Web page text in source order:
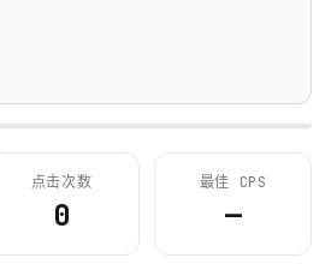
点击次数
0
最佳 CPS
—